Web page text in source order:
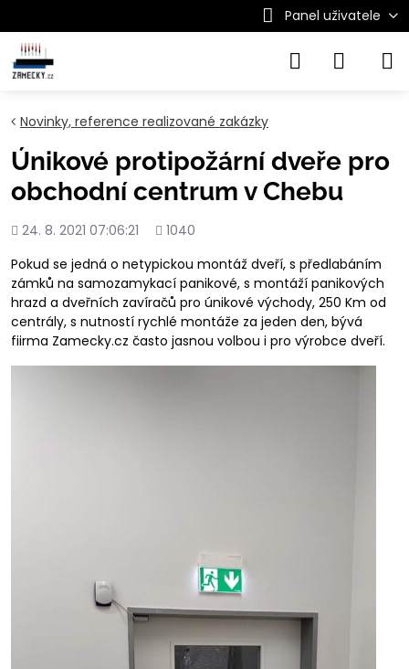
Panel uživatele
Novinky, reference realizované zakázky
Únikové protipožární dveře pro
obchodní centrum v Chebu
Přidáno
24. 8. 2021 07:06:21
Počet
1040
Pokud se jedná o netypickou montáž dveří, s předlabáním
zámků na samozamykací panikové, s montáží panikových
hrazd a dveřních zavíračů pro únikové východy, 250 Km od
centrály, s nutností rychlé montáže za jeden den, bývá
fiirma Zamecky.cz často jasnou volbou i pro výrobce dveří.